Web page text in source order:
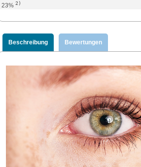
23% 2)
Beschreibung Bewertungen